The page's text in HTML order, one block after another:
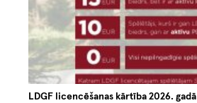
LDGF licencēšanas kārtība 2026. gadā